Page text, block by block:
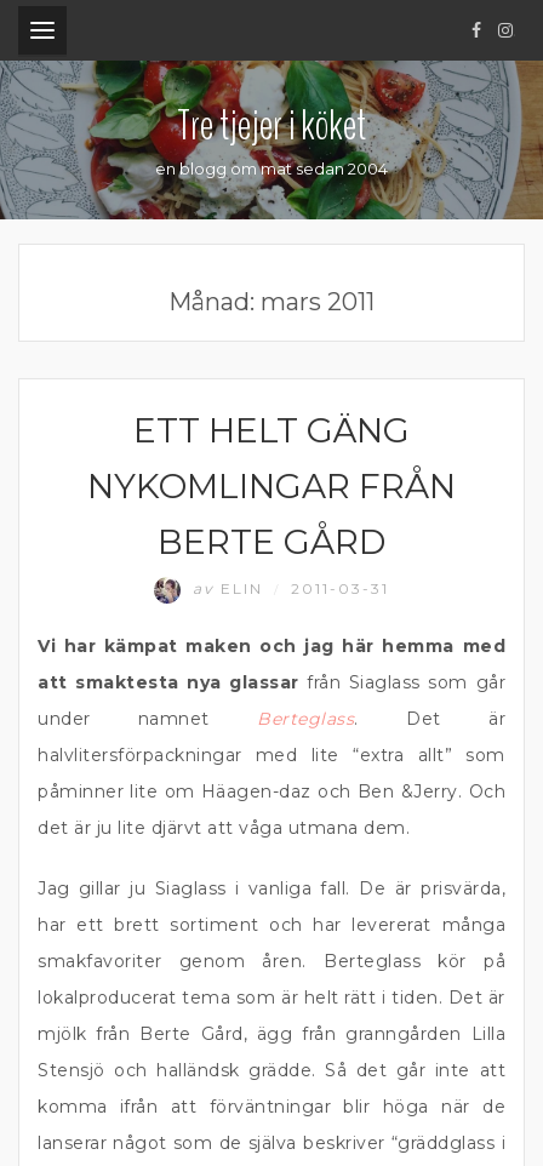
.
Tre tjejer i köket
en blogg om mat sedan 2004
Månad: mars 2011
ETT HELT GÄNG
NYKOMLINGAR FRÅN
BERTE GÅRD
av ELIN 2011-03-31
Vi har kämpat maken och jag här hemma med
att smaktesta nya glassar från Siaglass som går
under namnet Berteglass. Det är
halvlitersförpackningar med lite “extra allt” som
påminner lite om Häagen-daz och Ben &Jerry. Och
det är ju lite djärvt att våga utmana dem.
Jag gillar ju Siaglass i vanliga fall. De är prisvärda,
har ett brett sortiment och har levererat många
smakfavoriter genom åren. Berteglass kör på
lokalproducerat tema som är helt rätt i tiden. Det är
mjölk från Berte Gård, ägg från granngården Lilla
Stensjö och halländsk grädde. Så det går inte att
komma ifrån att förväntningar blir höga när de
lanserar något som de själva beskriver “gräddglass i